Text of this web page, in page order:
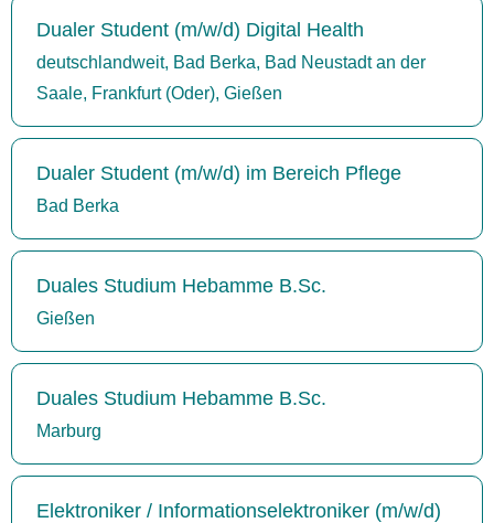
Dualer Student (m/w/d) Digital Health
deutschlandweit, Bad Berka, Bad Neustadt an der
Saale, Frankfurt (Oder), Gießen
Dualer Student (m/w/d) im Bereich Pflege
Bad Berka
Duales Studium Hebamme B.Sc.
Gießen
Duales Studium Hebamme B.Sc.
Marburg
Elektroniker / Informationselektroniker (m/w/d)